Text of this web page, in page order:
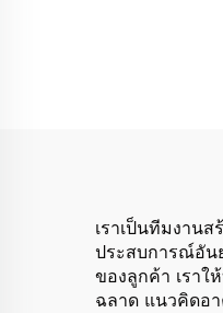
เราเป็นทีมงาน
ประสบการณ์อัน
ของลูกค้า เราใ
ฉลาด แนวคิดอ